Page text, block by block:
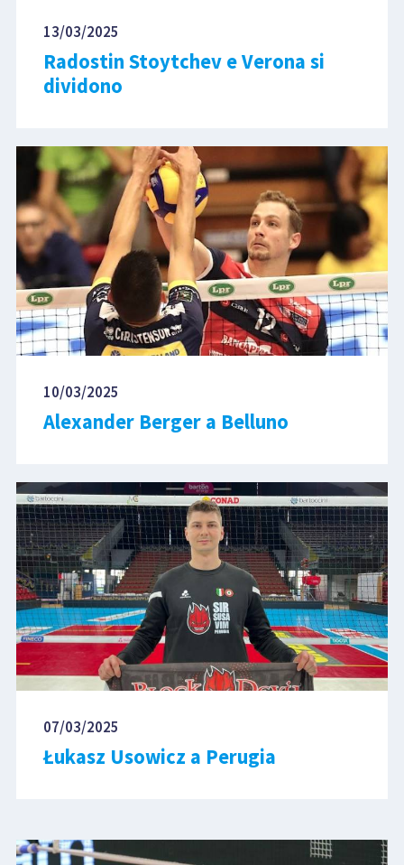
13/03/2025
Radostin Stoytchev e Verona si
dividono
10/03/2025
Alexander Berger a Belluno
07/03/2025
Łukasz Usowicz a Perugia